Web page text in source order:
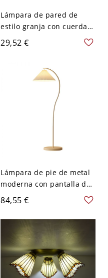
Lámpara de pared de
estilo granja con cuerda
de cáñamo colgante en
beige y un solo foco
120 V Beige
29,52 €
Lámpara de pie de metal
moderna con pantalla de
tela blanca para el hogar,
elegante y útil - 110 A 120
V 27,94 cm
84,55 €